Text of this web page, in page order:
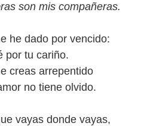
son mis compañeras.
he dado por vencido:
por tu cariño.
creas arrepentido
no tiene olvido.
vayas donde vayas,